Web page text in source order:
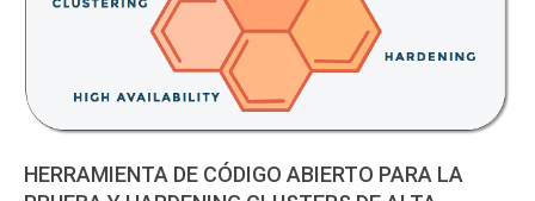
HERRAMIENTA DE CÓDIGO ABIERTO PARA LA